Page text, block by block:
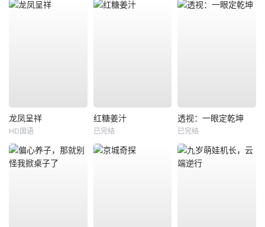
龙凤呈祥
HD国语
红糖姜汁
已完结
透视：一眼定乾坤
已完结